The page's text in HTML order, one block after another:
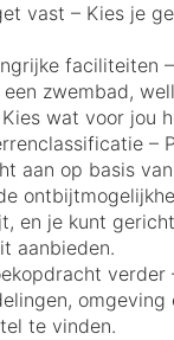
vast – Kies je
faciliteiten
zwembad,
wat voor jou
–
aan op basis
en je kunt
aanbieden.
verder
omgeving
te vinden.